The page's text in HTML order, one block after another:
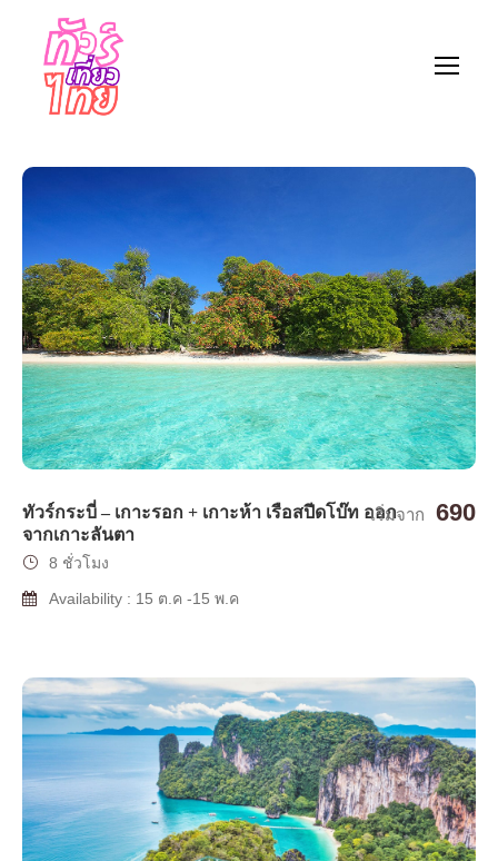
ทัวร์กระบี่ – เกาะรอก + เกาะห้า เรือสปีดโบ๊ท ออก
จากเกาะลันตา
เริ่มจาก 690
8 ชั่วโมง
Availability : 15 ต.ค -15 พ.ค